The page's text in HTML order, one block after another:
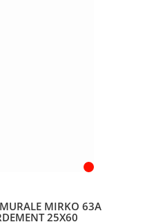
MIRKO 63A
25X60